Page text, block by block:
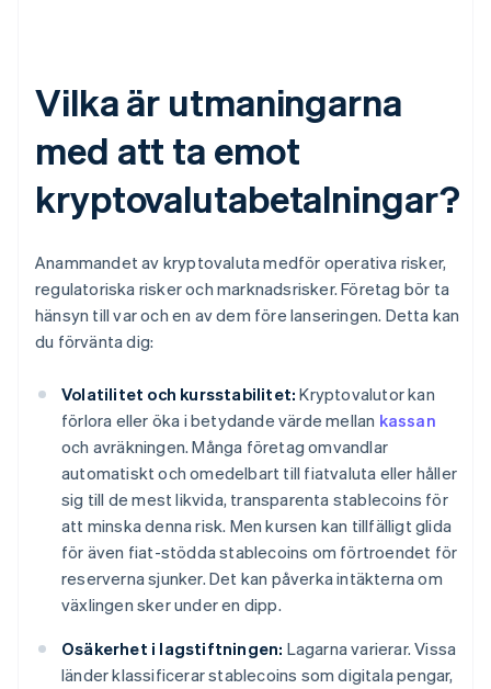
Vilka är utmaningarna
med att ta emot
kryptovalutabetalningar?
Anammandet av kryptovaluta medför operativa risker,
regulatoriska risker och marknadsrisker. Företag bör ta
hänsyn till var och en av dem före lanseringen. Detta kan
du förvänta dig:
Volatilitet och kursstabilitet: Kryptovalutor kan
förlora eller öka i betydande värde mellan kassan
och avräkningen. Många företag omvandlar
automatiskt och omedelbart till fiatvaluta eller håller
sig till de mest likvida, transparenta stablecoins för
att minska denna risk. Men kursen kan tillfälligt glida
för även fiat-stödda stablecoins om förtroendet för
reserverna sjunker. Det kan påverka intäkterna om
växlingen sker under en dipp.
Osäkerhet i lagstiftningen: Lagarna varierar. Vissa
länder klassificerar stablecoins som digitala pengar,